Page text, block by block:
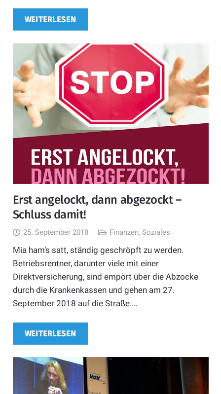
WEITERLESEN
Erst angelockt, dann abgezockt –
Schluss damit!
25. September 2018 Finanzen,Soziales
Mia ham’s satt, ständig geschröpft zu werden.
Betriebsrentner, darunter viele mit einer
Direktversicherung, sind empört über die Abzocke
durch die Krankenkassen und gehen am 27.
September 2018 auf die Straße.…
WEITERLESEN